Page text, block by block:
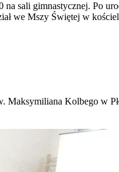
sali gimnastycznej. Po
we Mszy Świętej w
Kolbego w